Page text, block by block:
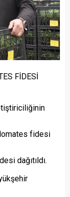
FİDESİ
fidesi
dağıtıldı.